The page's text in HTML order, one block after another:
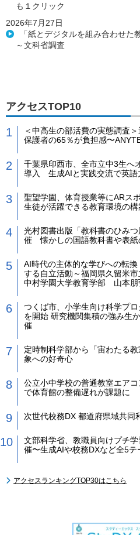
も１クリック
2026年7月27日
「紙とデジタルを組み合わせた
～文科省調査
アクセスTOP10
＜中高生の部活費の実態調査
保護者の65％が負担感〜
千葉県印西市、全市立中3生へ
導入 生成AIと実践交流で英語
聖望学園、体育授業等にARス
生徒が活躍できる教育環境の
光村図書出版「教科書のひみ
催 懐かしの国語教科書や表紙
AI時代の主体的な学びへの転
する自立活動～福岡県久留米市
中村学園大学教育学部 山本朋
つくば市、小学生向け科学プロ
を開始 研究機関集積の強み生
催
定時制科学部から「宙わたる
象への好奇心
公立小中学校の普通教室エア
で体育館の整備遅れが課題に
次世代校務DX 都道府県域共同
文部科学省、教職員向けプチ
催〜生成AIや校務DXなど全5テ
アクセスランキングTOP30はこちら